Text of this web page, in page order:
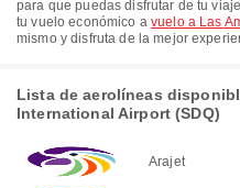
para que puedas disfrutar de tu
tu vuelo económico a vuelo a Las
mismo y disfruta de la mejor
Lista de aerolíneas
International Airport (SDQ)
Arajet